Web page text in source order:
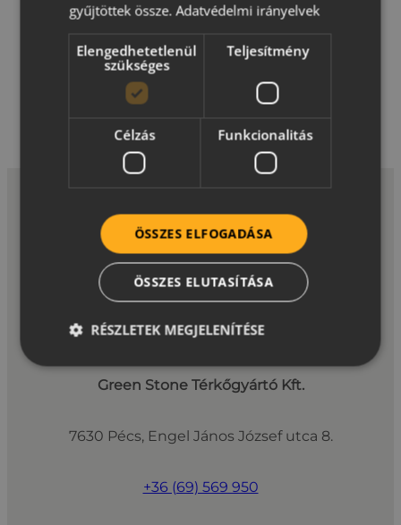
Classic Moonstone
rézsűkő – szürke
CLASSIC
*A garanciális feltételek korlátozásokat tartalmaznak,
bővebb információt aGaranciaoldalon talál.
Green Stone Térkőgyártó Kft.
7630 Pécs, Engel János József utca 8.
+36 (69) 569 950
gyűjtöttek össze.Adatvédelmi irányelvek
Elengedhetetlenül
szükséges
Teljesítmény
Célzás Funkcionalitás
ÖSSZES ELFOGADÁSA
ÖSSZES ELUTASÍTÁSA
RÉSZLETEK MEGJELENÍTÉSE